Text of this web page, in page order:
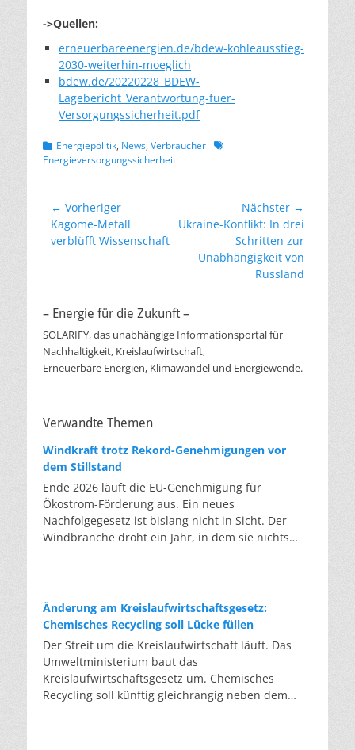
->Quellen:
erneuerbareenergien.de/bdew-kohleausstieg-
2030-weiterhin-moeglich
bdew.de/20220228_BDEW-
Lagebericht_Verantwortung-fuer-
Versorgungssicherheit.pdf
Kategorien
Energiepolitik, News, Verbraucher Schlagworte
Energieversorgungssicherheit
Beitragsnavigation
← Vorheriger
Vorheriger
Beitrag:
Kagome-Metall
verblüfft Wissenschaft
Nächster →
Nächster
Ukraine-Konflikt: In drei
Schritten zur
Unabhängigkeit von
Russland
– Energie für die Zukunft –
SOLARIFY, das unabhängige Informationsportal für
Nachhaltigkeit, Kreislaufwirtschaft,
Erneuerbare Energien, Klimawandel und Energiewende.
Verwandte Themen
Windkraft trotz Rekord-Genehmigungen vor
dem Stillstand
Ende 2026 läuft die EU-Genehmigung für
Ökostrom-Förderung aus. Ein neues
Nachfolgegesetz ist bislang nicht in Sicht. Der
Windbranche droht ein Jahr, in dem sie nichts
die Verfahren laufen heute deutlich schneller. Die
Halbjahresbilanz der Branche bestätigt dieses
Muster: So viele Windräder wie nie zuvor wurden
genehmigt, doch im ersten Halbjahr gingen netto
nur rund zwei Gigawatt ans Netz. Der Bestand
liegt damit bei etwa 70 Gigawatt. Das gesetzliche
Zwischenziel von 84 Gigawatt zum Jahresende ist
Änderung am Kreislaufwirtschaftsgesetz:
Chemisches Recycling soll Lücke füllen
Der Streit um die Kreislaufwirtschaft läuft. Das
Umweltministerium baut das
Kreislaufwirtschaftsgesetz um. Chemisches
Recycling soll künftig gleichrangig neben dem